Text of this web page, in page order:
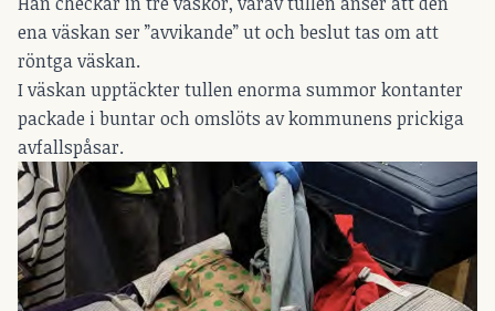
ena väskan ser ”avvikande” ut och beslut tas om att
röntga väskan.
I väskan upptäckter tullen enorma summor kontanter
packade i buntar och omslöts av kommunens prickiga
avfallspåsar.